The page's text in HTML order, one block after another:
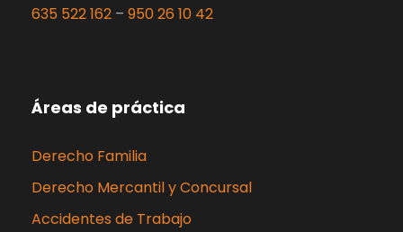
635 522 162 – 950 26 10 42
Áreas de práctica
Derecho Familia
Derecho Mercantil y Concursal
Accidentes de Trabajo